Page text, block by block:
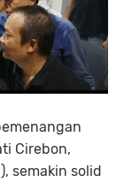
Cirebon,
semakin solid